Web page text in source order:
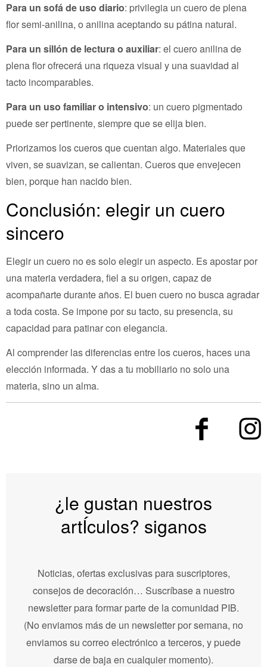
Para un sofá de uso diario: privilegia un cuero de plena
flor semi-anilina, o anilina aceptando su pátina natural.
Para un sillón de lectura o auxiliar: el cuero anilina de
plena flor ofrecerá una riqueza visual y una suavidad al
tacto incomparables.
Para un uso familiar o intensivo: un cuero pigmentado
puede ser pertinente, siempre que se elija bien.
Priorizamos los cueros que cuentan algo. Materiales que
viven, se suavizan, se calientan. Cueros que envejecen
bien, porque han nacido bien.
Conclusión: elegir un cuero
sincero
Elegir un cuero no es solo elegir un aspecto. Es apostar por
una materia verdadera, fiel a su origen, capaz de
acompañarte durante años. El buen cuero no busca agradar
a toda costa. Se impone por su tacto, su presencia, su
capacidad para patinar con elegancia.
Al comprender las diferencias entre los cueros, haces una
elección informada. Y das a tu mobiliario no solo una
materia, sino un alma.
¿le gustan nuestros
artÍculos? siganos
Noticias, ofertas exclusivas para suscriptores,
consejos de decoración… Suscríbase a nuestro
newsletter para formar parte de la comunidad PIB.
(No enviamos más de un newsletter por semana, no
enviamos su correo electrónico a terceros, y puede
darse de baja en cualquier momento).